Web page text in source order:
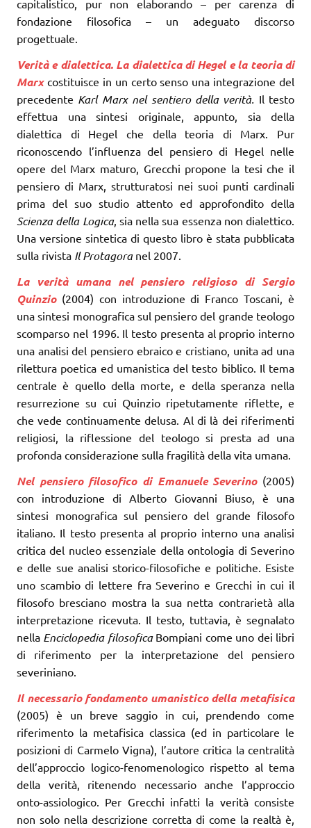
capitalistico, pur non elaborando – per carenza di
fondazione filosofica – un adeguato discorso
progettuale.
Verità e dialettica. La dialettica di Hegel e la teoria di
Marx costituisce in un certo senso una integrazione del
precedente Karl Marx nel sentiero della verità. Il testo
effettua una sintesi originale, appunto, sia della
dialettica di Hegel che della teoria di Marx. Pur
riconoscendo l’influenza del pensiero di Hegel nelle
opere del Marx maturo, Grecchi propone la tesi che il
pensiero di Marx, strutturatosi nei suoi punti cardinali
prima del suo studio attento ed approfondito della
Scienza della Logica, sia nella sua essenza non dialettico.
Una versione sintetica di questo libro è stata pubblicata
sulla rivista Il Protagora nel 2007.
La verità umana nel pensiero religioso di Sergio
Quinzio (2004) con introduzione di Franco Toscani, è
una sintesi monografica sul pensiero del grande teologo
scomparso nel 1996. Il testo presenta al proprio interno
una analisi del pensiero ebraico e cristiano, unita ad una
rilettura poetica ed umanistica del testo biblico. Il tema
centrale è quello della morte, e della speranza nella
resurrezione su cui Quinzio ripetutamente riflette, e
che vede continuamente delusa. Al di là dei riferimenti
religiosi, la riflessione del teologo si presta ad una
profonda considerazione sulla fragilità della vita umana.
Nel pensiero filosofico di Emanuele Severino (2005)
con introduzione di Alberto Giovanni Biuso, è una
sintesi monografica sul pensiero del grande filosofo
italiano. Il testo presenta al proprio interno una analisi
critica del nucleo essenziale della ontologia di Severino
e delle sue analisi storico-filosofiche e politiche. Esiste
uno scambio di lettere fra Severino e Grecchi in cui il
filosofo bresciano mostra la sua netta contrarietà alla
interpretazione ricevuta. Il testo, tuttavia, è segnalato
nella Enciclopedia filosofica Bompiani come uno dei libri
di riferimento per la interpretazione del pensiero
severiniano.
Il necessario fondamento umanistico della metafisica
(2005) è un breve saggio in cui, prendendo come
riferimento la metafisica classica (ed in particolare le
posizioni di Carmelo Vigna), l’autore critica la centralità
dell’approccio logico-fenomenologico rispetto al tema
della verità, ritenendo necessario anche l’approccio
onto-assiologico. Per Grecchi infatti la verità consiste
non solo nella descrizione corretta di come la realtà è,